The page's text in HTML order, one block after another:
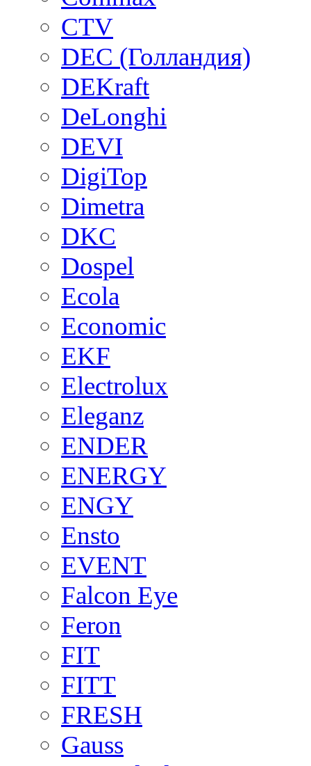
CTV
DEC (Голландия)
DEKraft
DeLonghi
DEVI
DigiTop
Dimetra
DKC
Dospel
Ecola
Economic
EKF
Electrolux
Eleganz
ENDER
ENERGY
ENGY
Ensto
EVENT
Falcon Eye
Feron
FIT
FITT
FRESH
Gauss